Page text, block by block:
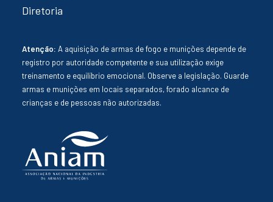
Diretoria
Atenção: A aquisição de armas de fogo e munições depende de
registro por autoridade competente e sua utilização exige
treinamento e equilíbrio emocional. Observe a legislação. Guarde
armas e munições em locais separados, forado alcance de
crianças e de pessoas não autorizadas.